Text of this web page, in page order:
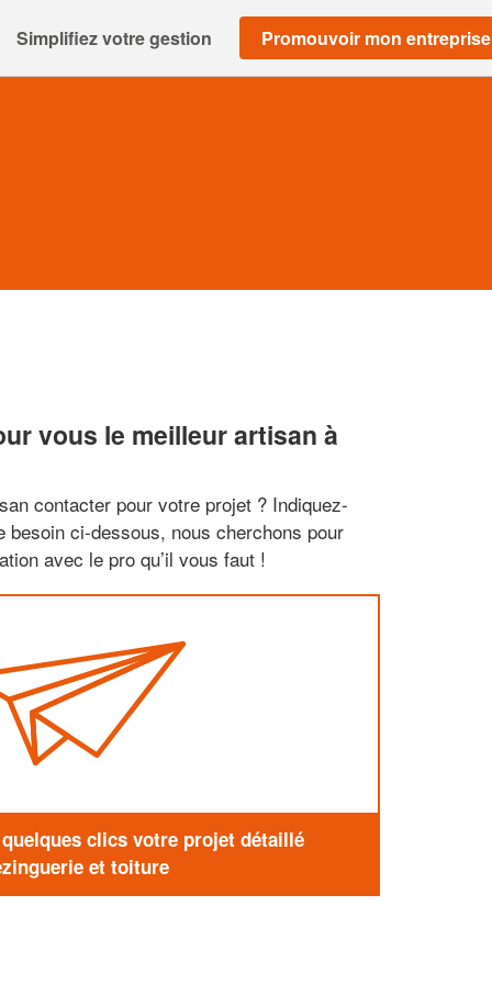
Simplifiez votre gestion Promouvoir mon entreprise
vous le meilleur artisan à
contacter pour votre projet ? Indiquez-
besoin ci-dessous, nous cherchons pour
avec le pro qu’il vous faut !
clics votre projet détaillé
et toiture